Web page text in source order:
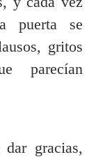
puerta se
gritos
parecían
gracias,